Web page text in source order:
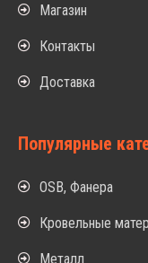
Магазин
Контакты
Доставка
Популярные
OSB, Фанера
Кровельные
Металл